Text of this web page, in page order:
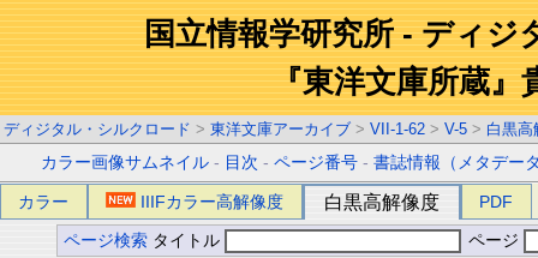
国立情報学研究所 - ディジ
『東洋文庫所蔵』
ディジタル・シルクロード > 東洋文庫アーカイブ > VII-1-62 > V-5 > 白黒高
カラー画像サムネイル - 目次 -ページ番号 -書誌情報（メタデー
カラー IIIFカラー高解像度 白黒高解像度 PDF
ページ検索 タイトル ページ